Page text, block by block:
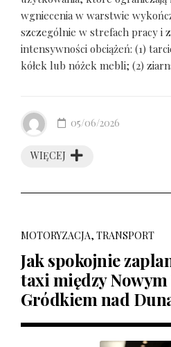
wgniecenia w warstwie
szczególnie w strefach pracy i
intensywności obciążeń: (1)
kółek lub nóżek mebli; (2)
WIĘCEJ
05/06/2026
MOTORYZACJA, TRANSPORT
Jak spokojnie
taxi między Nowym
Gródkiem nad